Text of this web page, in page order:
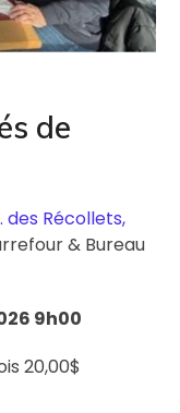
de
des Récollets,
& Bureau
9h00
20,00$